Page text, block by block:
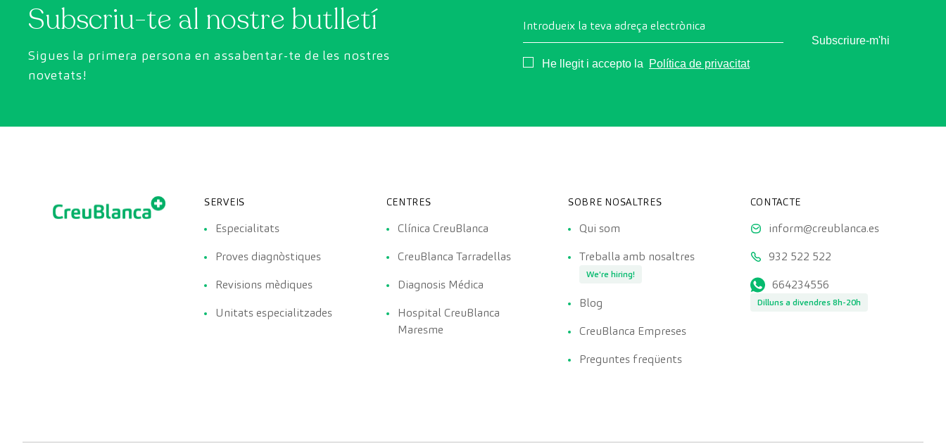
Subscriu-te al nostre butlletí
Sigues la primera persona en assabentar-te de les nostres
novetats!
Introdueix la teva adreça electrònica
Consentimiento
He llegit i accepto la Política de privacitat
Subscriure-m'hi
SERVEIS
Especialitats
Proves diagnòstiques
Revisions mèdiques
Unitats especialitzades
CENTRES
Clínica CreuBlanca
CreuBlanca Tarradellas
Diagnosis Médica
Hospital CreuBlanca
Maresme
SOBRE NOSALTRES
Qui som
Treballa amb nosaltres
We're hiring!
Blog
CreuBlanca Empreses
Preguntes freqüents
CONTACTE
inform@creublanca.es
932 522 522
664234556
Dilluns a divendres 8h-20h